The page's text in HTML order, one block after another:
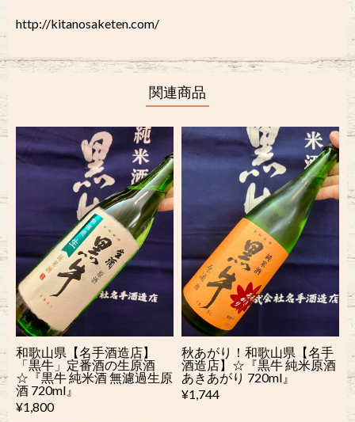
http://kitanosaketen.com/
関連商品
和歌山県【名手酒造店】
「黒牛」定番酒の生原酒
☆『黒牛 純米酒 無濾過生原
酒 720ml』
¥1,800
秋あがり！和歌山県【名手
酒造店】☆『黒牛 純米原酒
あきあがり 720ml』
¥1,744